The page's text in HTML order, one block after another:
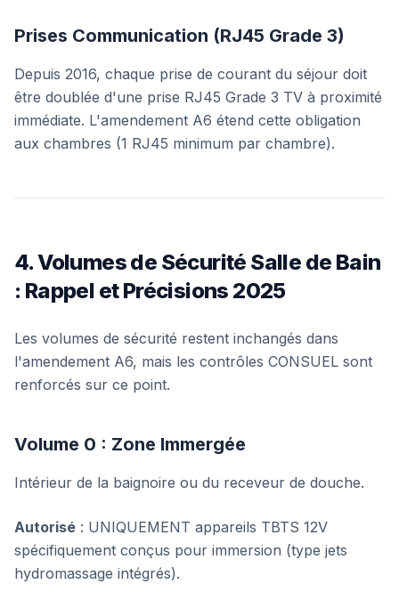
Prises Communication (RJ45 Grade 3)
Depuis 2016, chaque prise de courant du séjour doit
être doublée d'une prise RJ45 Grade 3 TV à proximité
immédiate. L'amendement A6 étend cette obligation
aux chambres (1 RJ45 minimum par chambre).
4. Volumes de Sécurité Salle de Bain
: Rappel et Précisions 2025
Les volumes de sécurité restent inchangés dans
l'amendement A6, mais les contrôles CONSUEL sont
renforcés sur ce point.
Volume 0 : Zone Immergée
Intérieur de la baignoire ou du receveur de douche.
Autorisé : UNIQUEMENT appareils TBTS 12V
spécifiquement conçus pour immersion (type jets
hydromassage intégrés).